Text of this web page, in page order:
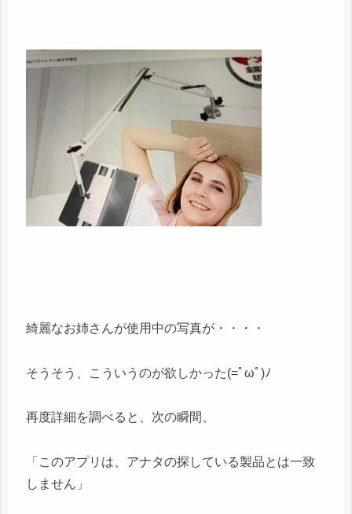
綺麗なお姉さんが使用中の写真が・・・・
そうそう、こういうのが欲しかった(=ﾟωﾟ)ﾉ
再度詳細を調べると、次の瞬間、
「このアプリは、アナタの探している製品とは一致
しません」